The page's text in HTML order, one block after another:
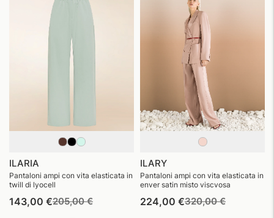
ILARIA
Pantaloni ampi con vita elasticata in
twill di lyocell
143,00 €Prezzo
205,00 €Prezzo
ILARY
Pantaloni ampi con vita elasticata in
enver satin misto viscvosa
224,00 €Prezzo
320,00 €Prezzo